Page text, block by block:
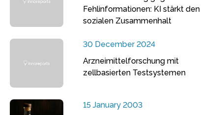
Fehlinformationen: KI stärkt den
sozialen Zusammenhalt
30 December 2024
Arzneimittelforschung mit
zellbasierten Testsystemen
15 January 2003